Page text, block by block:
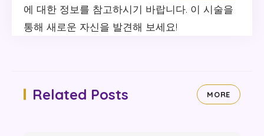
에 대한 정보를 참고하시기 바랍니다. 이 시술을
통해 새로운 자신을 발견해 보세요!
Related Posts MORE